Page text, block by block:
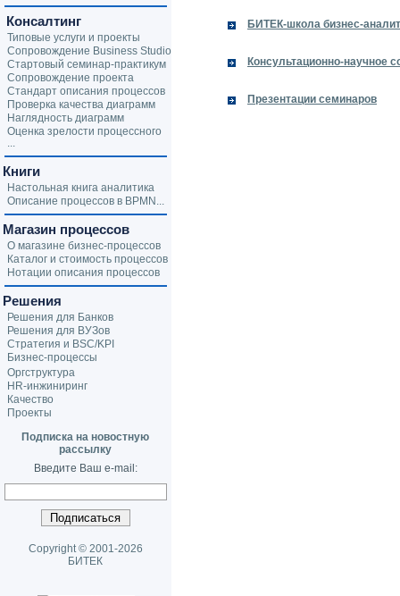
БИТЕК-школа бизнес-
Консультационно-научное
Презентации семинаров
Консалтинг
Типовые услуги и проекты
Сопровождение Business Studio
Стартовый семинар-практикум
Сопровождение проекта
Стандарт описания процессов
Проверка качества диаграмм
Наглядность диаграмм
Оценка зрелости процессного
...
Книги
Настольная книга аналитика
Описание процессов в BPMN...
Магазин процессов
О магазине бизнес-процессов
Каталог и стоимость процессов
Нотации описания процессов
Решения
Решения для Банков
Решения для ВУЗов
Стратегия и BSC/KPI
Бизнес-процессы
Оргструктура
HR-инжиниринг
Качество
Проекты
Подписка на новостную
рассылку
Введите Ваш e-mail:
Copyright © 2001-2026
БИТЕК